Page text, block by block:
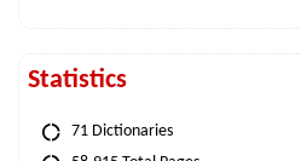
Statistics
71 Dictionaries